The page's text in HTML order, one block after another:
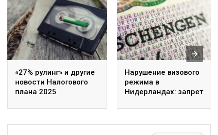
«27% рулинг» и другие
новости Налогового
плана 2025
Нарушение визового
режима в
Нидерландах: запрет
обжалование